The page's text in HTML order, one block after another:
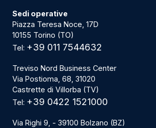
Sedi operative
Piazza Teresa Noce, 17D
10155 Torino (TO)
Tel: +39 011 7544632
Treviso Nord Business Center
Via Postioma, 68, 31020
Castrette di Villorba (TV)
Tel: +39 0422 1521000
Via Righi 9, - 39100 Bolzano (BZ)